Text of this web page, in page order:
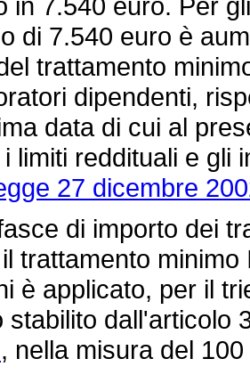
di 7.540 euro è
trattamento
dipendenti,
data di cui al
limiti reddituali e gli
27 dicembre
di importo dei
trattamento
è applicato, per il
stabilito dall'articolo
, nella misura del